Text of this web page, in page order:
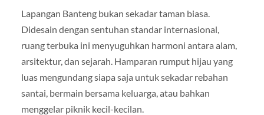
Lapangan Banteng bukan sekadar taman biasa.
Didesain dengan sentuhan standar internasional,
ruang terbuka ini menyuguhkan harmoni antara alam,
arsitektur, dan sejarah. Hamparan rumput hijau yang
luas mengundang siapa saja untuk sekadar rebahan
santai, bermain bersama keluarga, atau bahkan
menggelar piknik kecil-kecilan.